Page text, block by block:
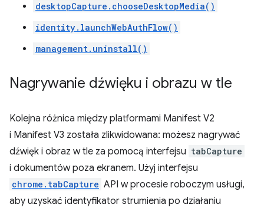
desktopCapture.chooseDesktopMedia()
identity.launchWebAuthFlow()
management.uninstall()
Nagrywanie dźwięku i obrazu w tle
Kolejna różnica między platformami Manifest V2
i Manifest V3 została zlikwidowana: możesz nagrywać
dźwięk i obraz w tle za pomocą interfejsu tabCapture
i dokumentów poza ekranem. Użyj interfejsu
chrome.tabCapture API w procesie roboczym usługi,
aby uzyskać identyfikator strumienia po działaniu